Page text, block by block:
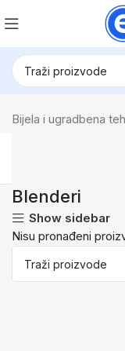
Bijela i ugradbena
Blenderi
Show sidebar
Nisu pronađeni